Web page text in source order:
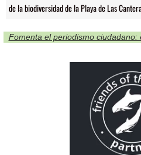
de la biodiversidad de la Playa de Las
Fomenta el periodismo